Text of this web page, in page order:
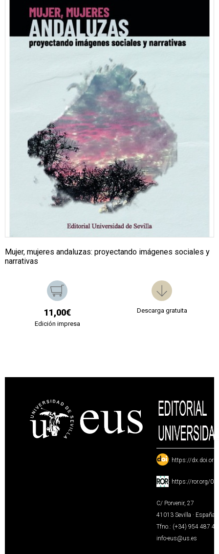
Mujer, mujeres andaluzas: proyectando imágenes sociales y
narrativas
11,00€
Edición impresa
Descarga gratuita
: https://
: https://ror.org/
C/ Porvenir, 27
41013 Sevilla · España
Tfno.: (+34) 954 487
info-eus@us.es